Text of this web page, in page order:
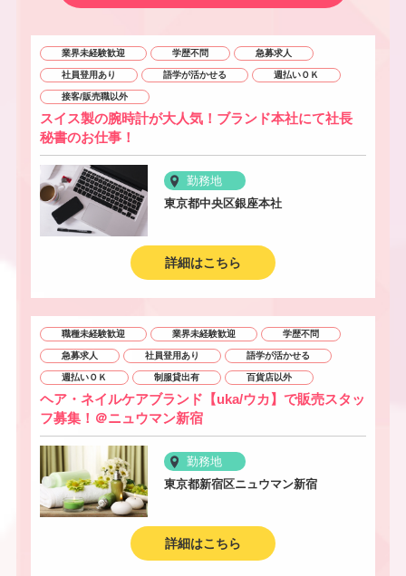
業界未経験歓迎 学歴不問 急募求人
社員登用あり 語学が活かせる 週払いＯＫ
接客/販売職以外
スイス製の腕時計が大人気！ブランド本社にて社長
秘書のお仕事！
勤務地
東京都中央区銀座本社
詳細はこちら
職種未経験歓迎 業界未経験歓迎 学歴不問
急募求人 社員登用あり 語学が活かせる
週払いＯＫ 制服貸出有 百貨店以外
ヘア・ネイルケアブランド【uka/ウカ】で販売スタッ
フ募集！＠ニュウマン新宿
勤務地
東京都新宿区ニュウマン新宿
詳細はこちら